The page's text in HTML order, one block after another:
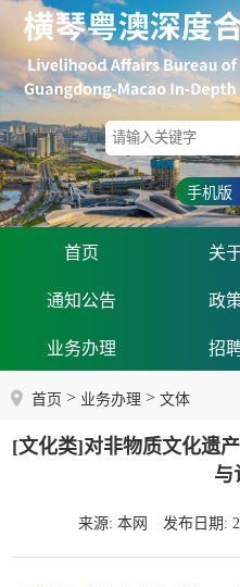
手机版
首页 关
通知公告 政
业务办理 招
首页 > 业务办理 > 文体
[文化类]对非物质文化遗
与
来源: 本网 发布日期: